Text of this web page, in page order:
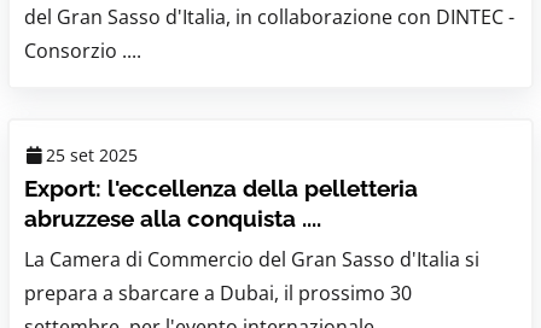
del Gran Sasso d'Italia, in collaborazione con DINTEC -
Consorzio ....
25 set 2025
Export: l'eccellenza della pelletteria
abruzzese alla conquista ....
La Camera di Commercio del Gran Sasso d'Italia si
prepara a sbarcare a Dubai, il prossimo 30